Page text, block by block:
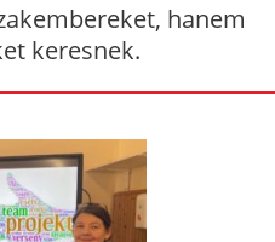
hanem
keresnek.